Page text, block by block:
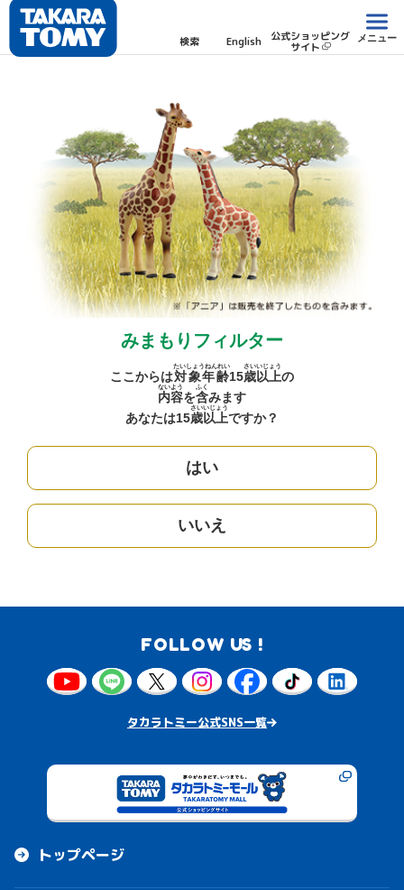
検索 English 公式ショッピング
サイト
メニュー
みまもりフィルター
ここからは対象年齢
たいしょうねんれい
15歳
さい
以上
いじょう
の
内容
ないよう
を含
ふく
みます
あなたは15歳
さい
以上
いじょう
ですか？
はい
いいえ
FOLLOW US !
タカラトミー公式SNS一覧
トップページ